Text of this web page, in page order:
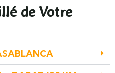
de Votre